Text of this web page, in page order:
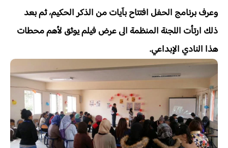
وعرف برنامج الحفل افتتاح بآيات من الذكر الحكيم، ثم بعد
ذلك ارتأت اللجنة المنظمة الى عرض فيلم يوثق لأهم محطات
هذا النادي الإبداعي.